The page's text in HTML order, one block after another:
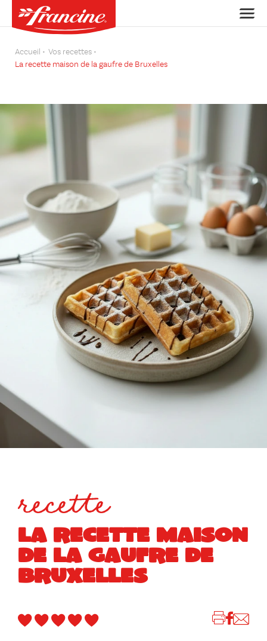
Accueil
Vos recettes
La recette maison de la gaufre de Bruxelles
recette
LA RECETTE MAISON
DE LA GAUFRE DE
BRUXELLES